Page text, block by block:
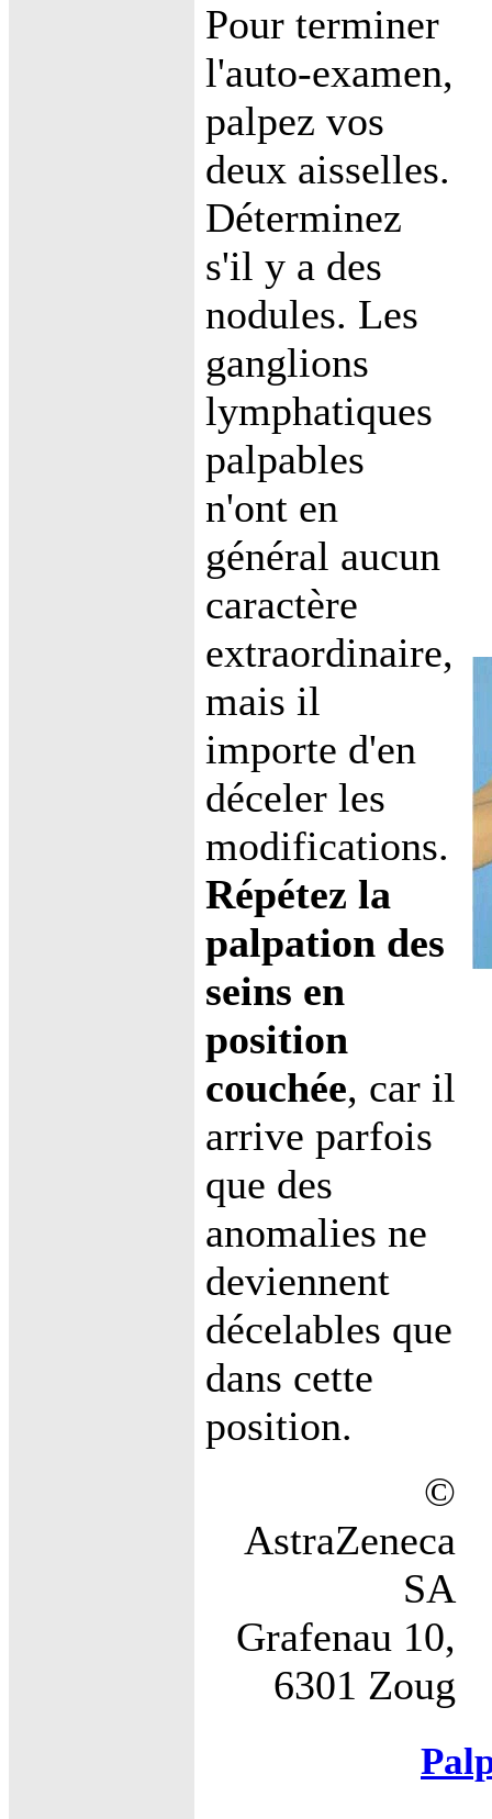
Pour terminer
l'auto-examen,
palpez vos
deux aisselles.
Déterminez
s'il y a des
nodules. Les
ganglions
lymphatiques
palpables
n'ont en
général aucun
caractère
extraordinaire,
mais il
importe d'en
déceler les
modifications.
Répétez la
palpation des
seins en
position
couchée, car il
arrive parfois
que des
anomalies ne
deviennent
décelables que
dans cette
position.
©
AstraZeneca
SA
Grafenau 10,
6301 Zoug